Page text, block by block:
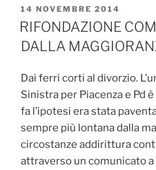
PUBBLICATO
IL
14 NOVEMBRE 2014
RIFONDAZIONE
DALLA
Dai ferri corti al divorzio.
Sinistra per Piacenza e Pd
fa l’ipotesi era stata
sempre più lontana dalla
circostanze addirittura
attraverso un comunicato a